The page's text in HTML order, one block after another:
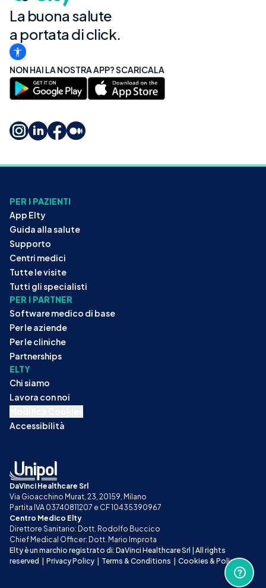
La buona salute
a portata di click.
NON HAI LA NOSTRA APP? SCARICALA
PER I PAZIENTI
App Elty
Guida alla salute
Supporto
Centri medici
Tutte le visite
Tutti gli specialisti
PER I PARTNER
Software medico di base
Per le aziende
Per le cliniche
Partnerships
ELTY
Chi siamo
Lavora con noi
Accessibilità
DaVinci Healthcare Srl
Via Gioacchino Murat, 23, 20159, Milano
Partita IVA 03740811207 e CF 10435390967
Centro Medico Elty
Direttore Sanitario: Dott. Rodolfo Buccico
Chief Medical Officer: Dott. Mario Improta
Elty è un marchio registrato di: DaVinci Healthcare Srl | All rights
reserved | Privacy Policy | Terms & Conditions | Cookies & Policy